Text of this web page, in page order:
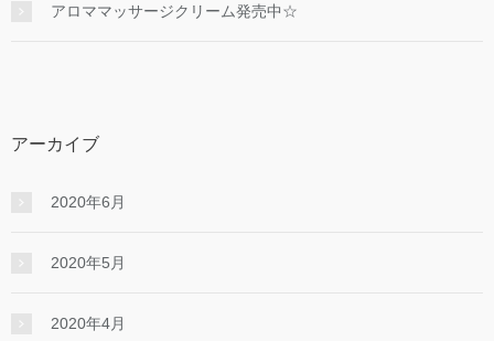
アロママッサージクリーム発売中☆
アーカイブ
2020年6月
2020年5月
2020年4月